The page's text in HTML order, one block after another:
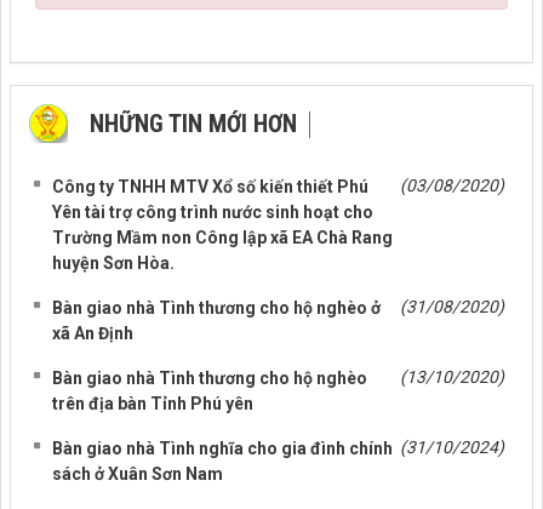
NHỮNG TIN MỚI HƠN
Công ty TNHH MTV Xổ số kiến thiết Phú
Yên tài trợ công trình nước sinh hoạt cho
Trường Mầm non Công lập xã EA Chà Rang
huyện Sơn Hòa.
(03/08/2020)
Bàn giao nhà Tình thương cho hộ nghèo ở
xã An Định
(31/08/2020)
Bàn giao nhà Tình thương cho hộ nghèo
trên địa bàn Tỉnh Phú yên
(13/10/2020)
Bàn giao nhà Tình nghĩa cho gia đình chính
sách ở Xuân Sơn Nam
(31/10/2024)